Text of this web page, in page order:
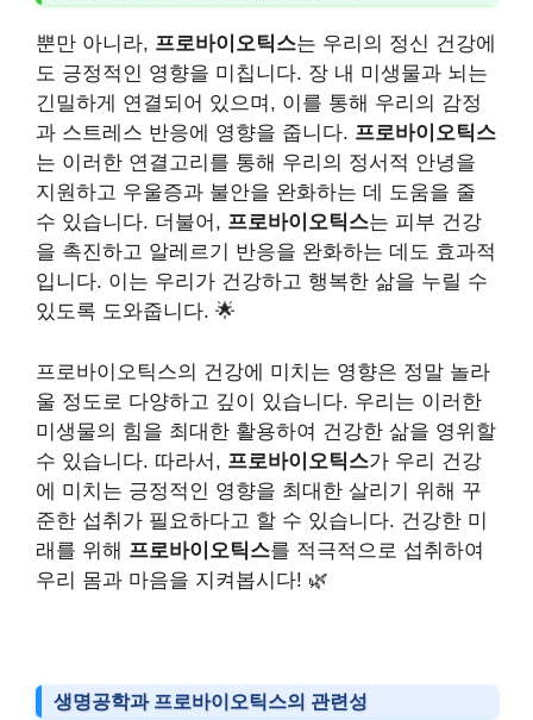
뿐만 아니라, 프로바이오틱스는 우리의 정신 건강에
도 긍정적인 영향을 미칩니다. 장 내 미생물과 뇌는
긴밀하게 연결되어 있으며, 이를 통해 우리의 감정
과 스트레스 반응에 영향을 줍니다. 프로바이오틱스
는 이러한 연결고리를 통해 우리의 정서적 안녕을
지원하고 우울증과 불안을 완화하는 데 도움을 줄
수 있습니다. 더불어, 프로바이오틱스는 피부 건강
을 촉진하고 알레르기 반응을 완화하는 데도 효과적
입니다. 이는 우리가 건강하고 행복한 삶을 누릴 수
있도록 도와줍니다. 🌟
프로바이오틱스의 건강에 미치는 영향은 정말 놀라
울 정도로 다양하고 깊이 있습니다. 우리는 이러한
미생물의 힘을 최대한 활용하여 건강한 삶을 영위할
수 있습니다. 따라서, 프로바이오틱스가 우리 건강
에 미치는 긍정적인 영향을 최대한 살리기 위해 꾸
준한 섭취가 필요하다고 할 수 있습니다. 건강한 미
래를 위해 프로바이오틱스를 적극적으로 섭취하여
우리 몸과 마음을 지켜봅시다! 🌿
생명공학과 프로바이오틱스의 관련성